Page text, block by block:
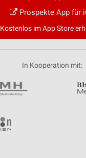
Prospekte App für
Kostenlos im App Store
In Kooperation mit: